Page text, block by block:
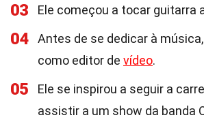
03 Ele começou a tocar guitarra
04
Antes de se dedicar à
como editor de vídeo.
05
Ele se inspirou a seguir a
assistir a um show da banda